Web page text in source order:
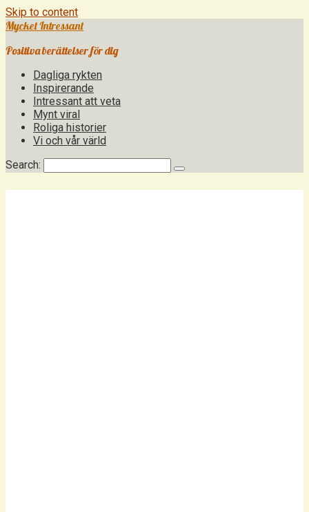
Skip to content
Mycket Intressant
Positiva berättelser för dig
Dagliga rykten
Inspirerande
Intressant att veta
Mynt viral
Roliga historier
Vi och vår värld
Search: